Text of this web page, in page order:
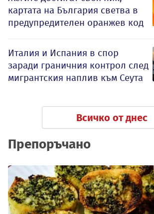
картата на България светва в
предупредителен оранжев код
Италия и Испания в спор
заради граничния контрол след
мигрантския наплив към Сеута
Всичко от днес
Препоръчано